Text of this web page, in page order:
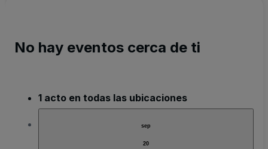
No hay eventos cerca de ti
1 acto en todas las ubicaciones
sep
20